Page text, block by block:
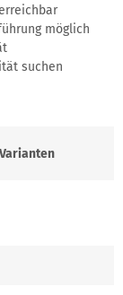
möglich
suchen
Varianten